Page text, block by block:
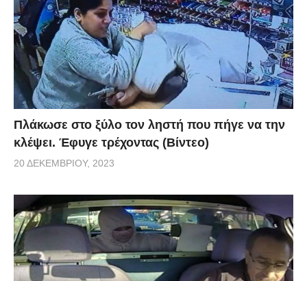
Πλάκωσε στο ξύλο τον ληστή που πήγε να την
κλέψει. Έφυγε τρέχοντας (Βίντεο)
20 ΔΕΚΕΜΒΡΊΟΥ, 2023